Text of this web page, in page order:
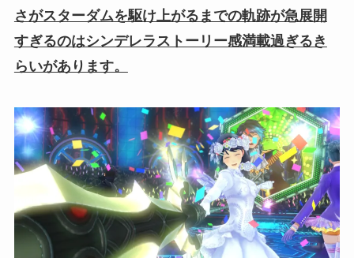
さがスターダムを駆け上がるまでの軌跡が急展開
すぎるのはシンデレラストーリー感満載過ぎるき
らいがあります。